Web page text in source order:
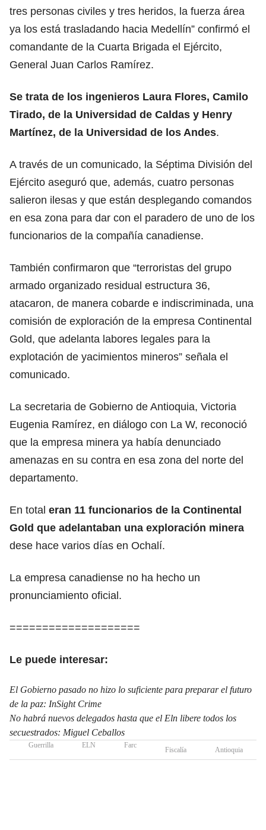
tres personas civiles y tres heridos, la fuerza área
ya los está trasladando hacia Medellín” confirmó el
comandante de la Cuarta Brigada el Ejército,
General Juan Carlos Ramírez.
Se trata de los ingenieros Laura Flores, Camilo
Tirado, de la Universidad de Caldas y Henry
Martínez, de la Universidad de los Andes.
A través de un comunicado, la Séptima División del
Ejército aseguró que, además, cuatro personas
salieron ilesas y que están desplegando comandos
en esa zona para dar con el paradero de uno de los
funcionarios de la compañía canadiense.
También confirmaron que “terroristas del grupo
armado organizado residual estructura 36,
atacaron, de manera cobarde e indiscriminada, una
comisión de exploración de la empresa Continental
Gold, que adelanta labores legales para la
explotación de yacimientos mineros” señala el
comunicado.
La secretaria de Gobierno de Antioquia, Victoria
Eugenia Ramírez, en diálogo con La W, reconoció
que la empresa minera ya había denunciado
amenazas en su contra en esa zona del norte del
departamento.
En total eran 11 funcionarios de la Continental
Gold que adelantaban una exploración minera
dese hace varios días en Ochalí.
La empresa canadiense no ha hecho un
pronunciamiento oficial.
====================
Le puede interesar:
El Gobierno pasado no hizo lo suficiente para preparar el futuro
de la paz: InSight Crime
No habrá nuevos delegados hasta que el Eln libere todos los
secuestrados: Miguel Ceballos
Guerrilla ELN Farc
Fiscalía Antioquia